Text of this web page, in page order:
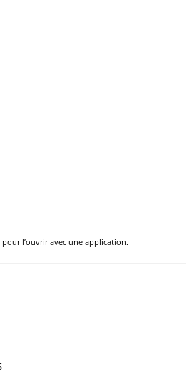
l’ouvrir avec une application.